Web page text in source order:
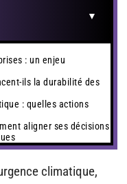
: un enjeu
ils la durabilité des
: quelles actions
aligner ses décisions
climatique,